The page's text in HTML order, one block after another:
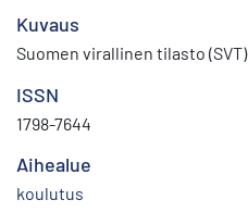
Kuvaus
Suomen virallinen tilasto (SVT)
ISSN
1798-7644
Aihealue
koulutus